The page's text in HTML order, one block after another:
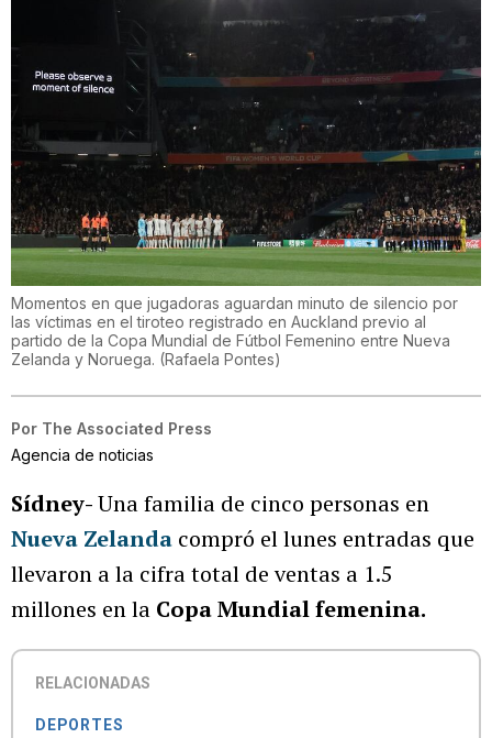
Momentos en que jugadoras aguardan minuto de silencio por
las víctimas en el tiroteo registrado en Auckland previo al
partido de la Copa Mundial de Fútbol Femenino entre Nueva
Zelanda y Noruega. (Rafaela Pontes)
Por The Associated Press
Agencia de noticias
Sídney-Una familia de cinco personas en
Nueva Zelanda compró el lunes entradas que
llevaron a la cifra total de ventas a 1.5
millones en la Copa Mundial femenina.
RELACIONADAS
DEPORTES